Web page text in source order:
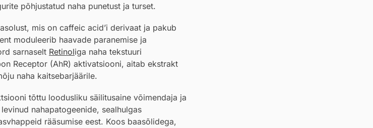
põhjustatud naha punetust ja turset.
mis on caffeic acid’i derivaat ja pakub
moduleerib haavade paranemise ja
sarnaselt Retinoliga naha tekstuuri
Receptor (AhR) aktivatsiooni, aitab ekstrakt
naha kaitsebarjäärile.
tõttu loodusliku säilitusaine võimendaja ja
nahapatogeenide, sealhulgas
rääsumise eest. Koos baasõlidega,